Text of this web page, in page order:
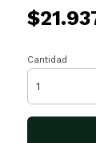
Cantidad